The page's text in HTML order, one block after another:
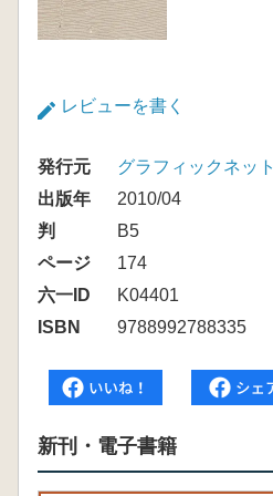
レビューを書く
発行元
グラフィックネット
出版年
2010/04
判
B5
ページ
174
六一ID
K04401
ISBN
9788992788335
新刊・電子書籍